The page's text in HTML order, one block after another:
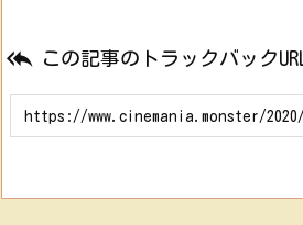
 この記事のトラックバックURL